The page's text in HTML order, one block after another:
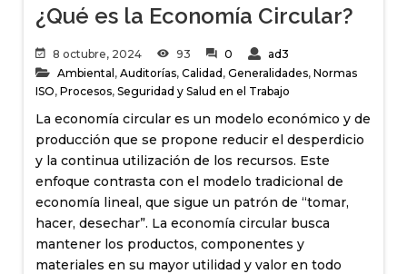
¿Qué es la Economía Circular?
8 octubre, 2024 93 0
ad3
Ambiental,Auditorías,Calidad,Generalidades,Normas
ISO,Procesos,Seguridad y Salud en el Trabajo
La economía circular es un modelo económico y de
producción que se propone reducir el desperdicio
y la continua utilización de los recursos. Este
enfoque contrasta con el modelo tradicional de
economía lineal, que sigue un patrón de “tomar,
hacer, desechar”. La economía circular busca
mantener los productos, componentes y
materiales en su mayor utilidad y valor en todo